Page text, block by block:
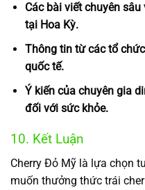
Các bài viết chuyên
tại Hoa Kỳ.
Thông tin từ các tổ
quốc tế.
Ý kiến của chuyên gia
đối với sức khỏe.
10. Kết Luận
Cherry Đỏ Mỹ là lựa chọn
muốn thưởng thức trái